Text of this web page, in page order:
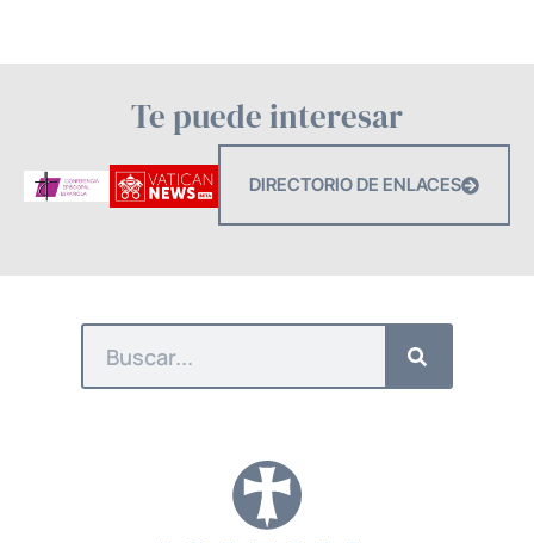
Te puede interesar
DIRECTORIO DE ENLACES